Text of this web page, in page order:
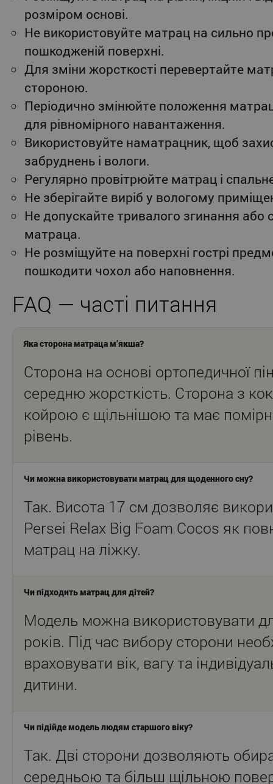
розміром основі.
Не використовуйте матрац на сильно
пошкодженій поверхні.
Для зміни жорсткості перевертайте
стороною.
Періодично змінюйте положення
для рівномірного навантаження.
Використовуйте наматрацник, щоб
забруднень і вологи.
Регулярно провітрюйте матрац і
Не зберігайте виріб у вологому
Не допускайте тривалого згинання або
матраца.
Не розміщуйте на поверхні гострі
пошкодити чохол або наповнення.
FAQ — часті питання
Яка сторона матраца м’якша?
Сторона на основі ортопедичної
середню жорсткість. Сторона з
койрою є щільнішою та має
рівень.
Чи можна використовувати матрац для щоденного сну?
Так. Висота 17 см дозволяє
Persei Relax Big Foam Cocos як
матрац на ліжку.
Чи підходить матрац для дітей?
Модель можна використовувати
років. Під час вибору сторони
враховувати вік, вагу та
дитини.
Чи підійде модель людям старшого віку?
Так. Дві сторони дозволяють
середньою та більш щільною